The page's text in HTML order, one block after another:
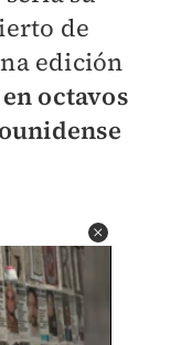
de
edición
octavos